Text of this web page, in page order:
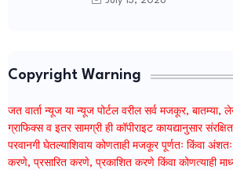
Copyright Warning
जत वार्ता न्यूज या न्यूज पोर्टल वरील सर्व मजकूर, बातम्या,
ग्राफिक्स व इतर सामग्री ही कॉपीराइट कायद्यानुसार
परवानगी घेतल्याशिवाय कोणताही मजकूर पूर्णतः किंवा
करणे, प्रसारित करणे, प्रकाशित करणे किंवा कोणत्याही